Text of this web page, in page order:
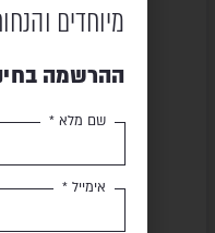
מיוחדים
ההרשמה
שם מלא *
אימייל *